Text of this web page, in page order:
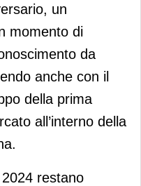
un
momento di
da
anche con il
della prima
all’interno della
restano